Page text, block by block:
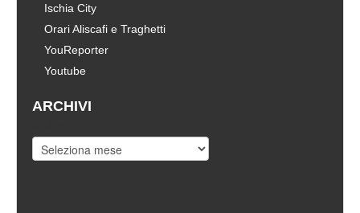
Ischia City
Orari Aliscafi e Traghetti
YouReporter
Youtube
ARCHIVI